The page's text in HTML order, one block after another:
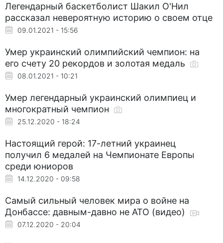
Легендарный баскетболист Шакил О'Нил
рассказал невероятную историю о своем отце
09.01.2021 - 15:56
Умер украинский олимпийский чемпион: на
его счету 20 рекордов и золотая медаль
08.01.2021 - 10:21
Умер легендарный украинский олимпиец и
многократный чемпион
25.12.2020 - 18:24
Настоящий герой: 17-летний украинец
получил 6 медалей на Чемпионате Европы
среди юниоров
14.12.2020 - 09:58
Самый сильный человек мира о войне на
Донбассе: давным-давно не АТО (видео)
07.12.2020 - 20:04